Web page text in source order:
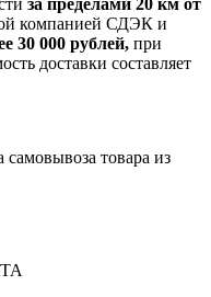
за пределами 20 км от
компанией СДЭК и
30 000 рублей, при
доставки составляет
товара из